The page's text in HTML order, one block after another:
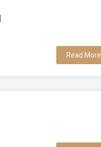
Read More